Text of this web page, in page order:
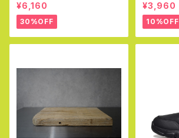
¥6,160
30%OFF
¥3,960
10%OFF